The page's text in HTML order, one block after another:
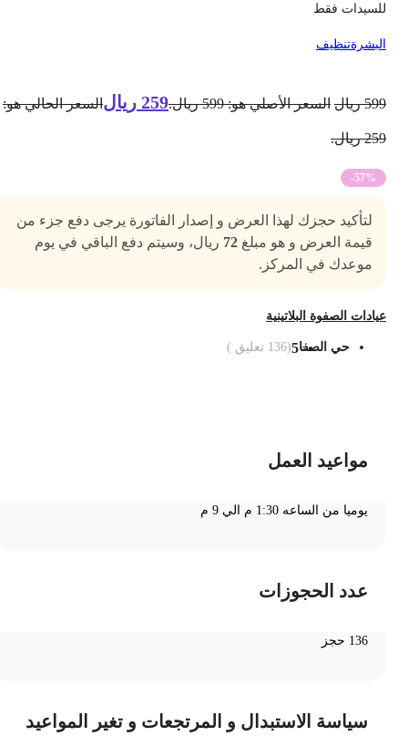
فقط
تنظيف
ريال السعر الأصلي هو: 599 ريال. 259 ريال السعر الحالي هو:
-57%
لتأكيد حجزك لهذا العرض و إصدار الفاتورة يرجى دفع جزء من
قيمة العرض و هو مبلغ72ريال، وسيتم دفع الباقي في يوم
موعدك في المركز.
الصفوة البلاتينية
حي الصفا 5
(
136تعليق )
مواعيد العمل
يوميا من الساعه 1:30 م الي 9 م
عدد الحجوزات
سياسة الاستبدال و المرتجعات و تغير المواعيد